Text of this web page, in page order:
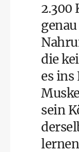
2.300
die
es
sein